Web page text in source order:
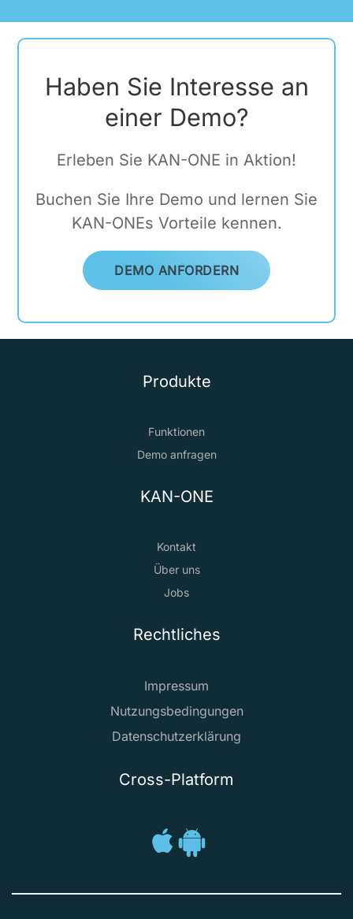
Haben Sie Interesse an
einer Demo?
Erleben Sie KAN-ONE in Aktion!
Buchen Sie Ihre Demo und lernen Sie
KAN-ONEs Vorteile kennen.
DEMO ANFORDERN
Produkte
Funktionen
Demo anfragen
KAN-ONE
Kontakt
Über uns
Jobs
Rechtliches
Impressum
Nutzungsbedingungen
Datenschutzerklärung
Cross-Platform